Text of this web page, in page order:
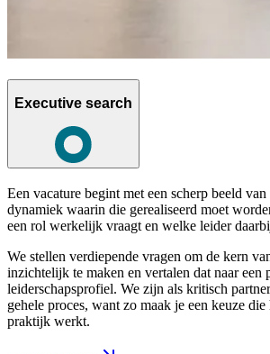
Executive search
Een vacature begint met een scherp beeld
dynamiek waarin die gerealiseerd moet
een rol werkelijk vraagt en welke leider
We stellen verdiepende vragen om de kern
inzichtelijk te maken en vertalen dat naar een
leiderschapsprofiel. We zijn als kritisch
gehele proces, want zo maak je een keuze
praktijk werkt.